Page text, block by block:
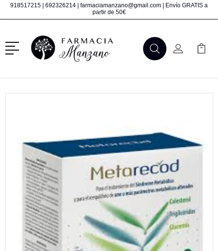
918517215 692326214 farmaciamanzano@gmail.com | Envío GRATIS a
partir de 50€
Menú
BuscarMi Cuenta
Mi